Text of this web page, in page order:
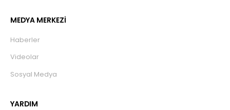
MEDYA MERKEZİ
Haberler
Videolar
Sosyal Medya
YARDIM